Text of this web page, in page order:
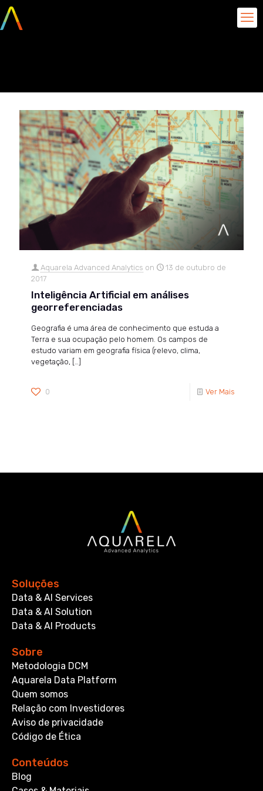
Aquarela Advanced Analytics on
13 de outubro de
2017
Inteligência Artificial em análises
georreferenciadas
Geografia é uma área de conhecimento que estuda a
Terra e sua ocupação pelo homem. Os campos de
estudo variam em geografia física (relevo, clima,
vegetação, […]
0 Ver Mais
Soluções
Data & AI Services
Data & AI Solution
Data & AI Products
Sobre
Metodologia DCM
Aquarela Data Platform
Quem somos
Relação com Investidores
Aviso de privacidade
Código de Ética
Conteúdos
Blog